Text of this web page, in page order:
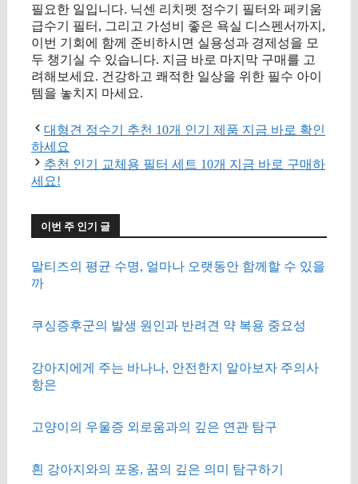
필요한 일입니다. 닉센 리치펫 정수기 필터와 페키움
급수기 필터, 그리고 가성비 좋은 욕실 디스펜서까지,
이번 기회에 함께 준비하시면 실용성과 경제성을 모
두 챙기실 수 있습니다. 지금 바로 마지막 구매를 고
려해보세요. 건강하고 쾌적한 일상을 위한 필수 아이
템을 놓치지 마세요.
대형견 정수기 추천 10개 인기 제품 지금 바로 확인
하세요
추천 인기 교체용 필터 세트 10개 지금 바로 구매하
세요!
이번 주 인기 글
말티즈의 평균 수명, 얼마나 오랫동안 함께할 수 있을
까
쿠싱증후군의 발생 원인과 반려견 약 복용 중요성
강아지에게 주는 바나나, 안전한지 알아보자 주의사
항은
고양이의 우울증 외로움과의 깊은 연관 탐구
흰 강아지와의 포옹, 꿈의 깊은 의미 탐구하기